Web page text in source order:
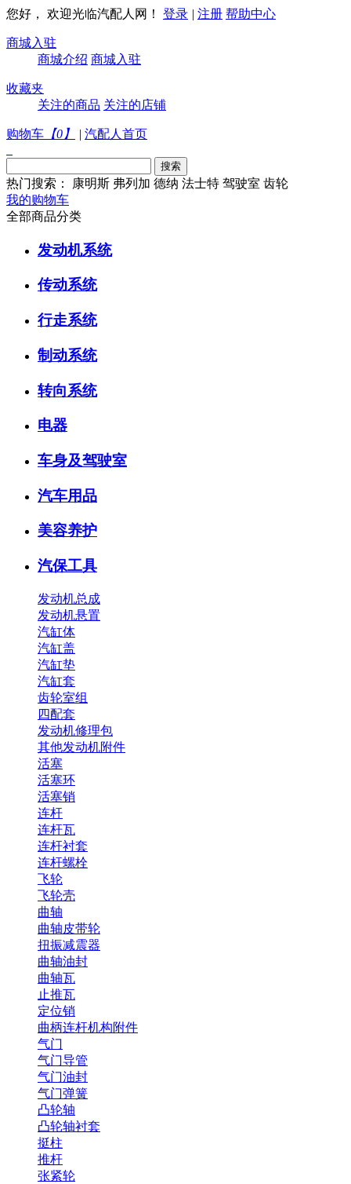
您好， 欢迎光临汽配人网！ 登录 | 注册 帮助中心
商城入驻
商城介绍 商城入驻
收藏夹
关注的商品 关注的店铺
购物车 【0 】 | 汽配人首页
热门搜索： 康明斯 弗列加 德纳 法士特 驾驶室 齿轮
我的购物车
全部商品分类
发动机系统
传动系统
行走系统
制动系统
转向系统
电器
车身及驾驶室
汽车用品
美容养护
汽保工具
发动机总成
发动机悬置
汽缸体
汽缸盖
汽缸垫
汽缸套
齿轮室组
四配套
发动机修理包
其他发动机附件
活塞
活塞环
活塞销
连杆
连杆瓦
连杆衬套
连杆螺栓
飞轮
飞轮壳
曲轴
曲轴皮带轮
扭振减震器
曲轴油封
曲轴瓦
止推瓦
定位销
曲柄连杆机构附件
气门
气门导管
气门油封
气门弹簧
凸轮轴
凸轮轴衬套
挺柱
推杆
张紧轮